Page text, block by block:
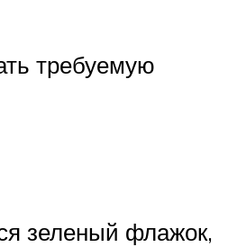
требуемую
зеленый флажок,